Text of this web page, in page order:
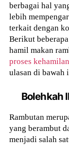
berbagai hal
lebih
terkait dengan
Berikut
hamil makan
proses kehamilan
ulasan di bawah
Bolehkah
Rambutan
yang berambut
menjadi salah